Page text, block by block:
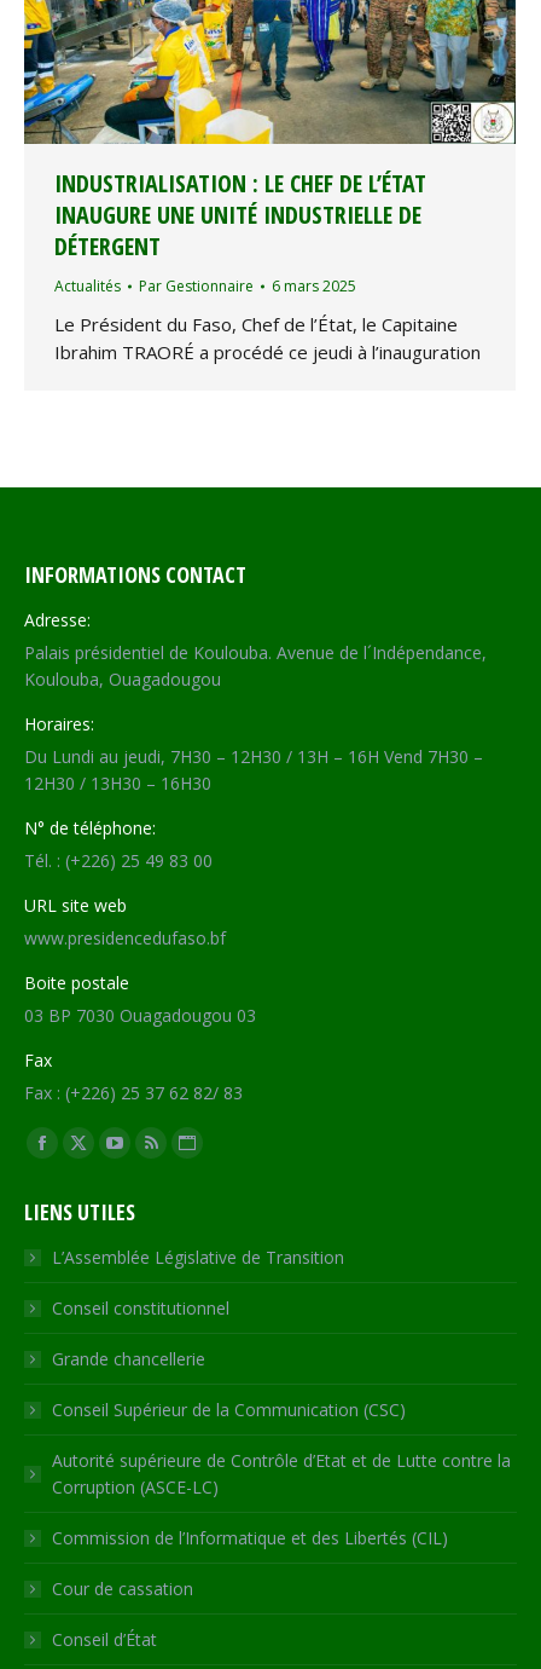
INDUSTRIALISATION : LE CHEF DE L’ÉTAT
INAUGURE UNE UNITÉ INDUSTRIELLE DE
DÉTERGENT
Actualités Par Gestionnaire 6 mars 2025
Le Président du Faso, Chef de l’État, le Capitaine
Ibrahim TRAORÉ a procédé ce jeudi à l’inauguration
INFORMATIONS CONTACT
Adresse:
Palais présidentiel de Koulouba. Avenue de l´Indépendance,
Koulouba, Ouagadougou
Horaires:
Du Lundi au jeudi, 7H30 – 12H30 / 13H – 16H Vend 7H30 –
12H30 / 13H30 – 16H30
N° de téléphone:
Tél. : (+226) 25 49 83 00
URL site web
www.presidencedufaso.bf
Boite postale
03 BP 7030 Ouagadougou 03
Fax
Fax : (+226) 25 37 62 82/ 83
Trouvez nous sur :
Facebook
opens
in
new
window
X
opens
in
new
window
YouTube
opens
in
new
window
RSS
in
new
window
Site
opens
in
new
LIENS UTILES
L’Assemblée Législative de Transition
Conseil constitutionnel
Grande chancellerie
Conseil Supérieur de la Communication (CSC)
Autorité supérieure de Contrôle d’Etat et de Lutte contre la
Corruption (ASCE-LC)
Commission de l’Informatique et des Libertés (CIL)
Cour de cassation
Conseil d’État